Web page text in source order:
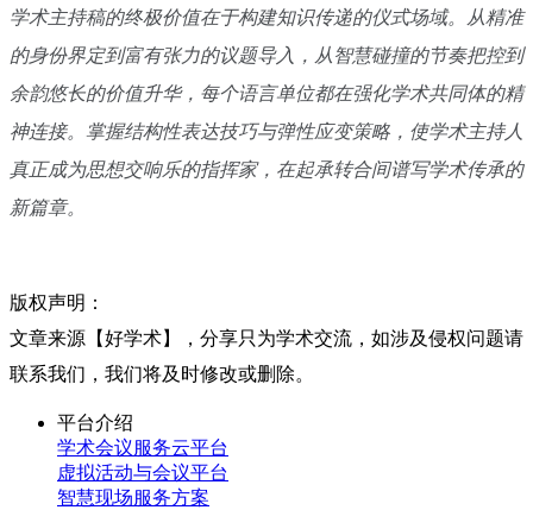
学术主持稿的终极价值在于构建知识传递的仪式场域。从精准
的身份界定到富有张力的议题导入，从智慧碰撞的节奏把控到
余韵悠长的价值升华，每个语言单位都在强化学术共同体的精
神连接。掌握结构性表达技巧与弹性应变策略，使学术主持人
真正成为思想交响乐的指挥家，在起承转合间谱写学术传承的
新篇章。
版权声明：
文章来源【好学术】，分享只为学术交流，如涉及侵权问题请
联系我们，我们将及时修改或删除。
平台介绍
学术会议服务云平台
虚拟活动与会议平台
智慧现场服务方案